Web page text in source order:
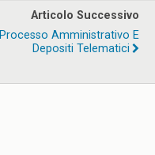
Articolo Successivo
Processo Amministrativo E
Depositi Telematici